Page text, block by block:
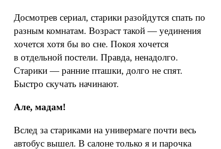
Досмотрев сериал, старики разойдутся спать по
разным комнатам. Возраст такой — уединения
хочется хотя бы во сне. Покоя хочется
в отдельной постели. Правда, ненадолго.
Старики — ранние пташки, долго не спят.
Быстро скучать начинают.
Але, мадам!
Вслед за стариками на универмаге почти весь
автобус вышел. В салоне только я и парочка